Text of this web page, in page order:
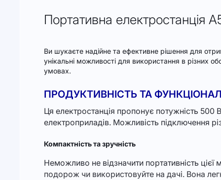
Портативна електростанція
Ви шукаєте надійне та ефективне рішення для
унікальні можливості для використання в різних
умовах.
ПРОДУКТИВНІСТЬ ТА
Ця електростанція пропонує потужність 500
електроприладів. Можливість підключення
Компактність та зручність
Неможливо не відзначити портативність
подорож чи використовуйте на дачі. Вона